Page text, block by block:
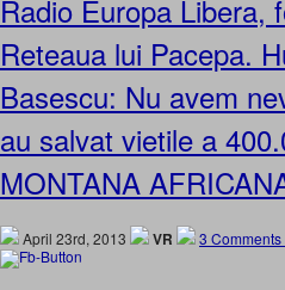
Radio Europa Libera,
Reteaua lui Pacepa.
Basescu: Nu avem
au salvat vietile a
MONTANA
April 23rd, 2013 VR 3 Comments